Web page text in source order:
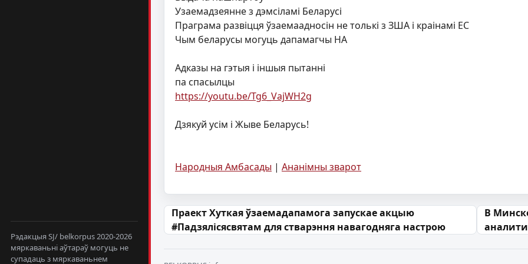
Рэдакцыя SJ/ belkorpus 2020-2026
мяркаваньні аўтараў могуць не
супадаць з мяркаваньнем
Узаемадзеянне з дэмсіламі Беларусі
Праграма развіцця ўзаемаадносін не толькі з ЗША і краінамі ЕС
Чым беларусы могуць дапамагчы НА
Адказы на гэтыя і іншыя пытанні
па спасылцы
https://youtu.be/Tg6_VajWH2g
Дзякуй усім і Жыве Беларусь!
Народныя Амбасады | Ананімны зварот
Навігацыя па запісах
Праект Хуткая ўзаемадапамога запускае акцыю
#Падзялісясвятам для стварэння навагодняга настрою
В